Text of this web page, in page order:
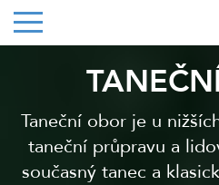
Taneční obor je u
taneční průpravu a
současný tanec a